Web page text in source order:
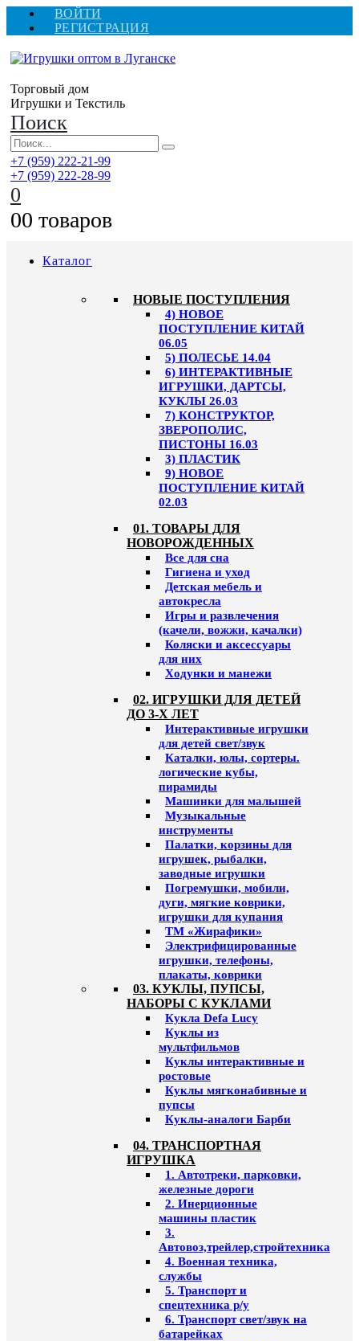
ВОЙТИ
РЕГИСТРАЦИЯ
Торговый дом
Игрушки и Текстиль
Поиск
+7 (959) 222-21-99
+7 (959) 222-28-99
0
00 товаров
Каталог
НОВЫЕ ПОСТУПЛЕНИЯ
4) НОВОЕ
ПОСТУПЛЕНИЕ КИТАЙ
06.05
5) ПОЛЕСЬЕ 14.04
6) ИНТЕРАКТИВНЫЕ
ИГРУШКИ, ДАРТСЫ,
КУКЛЫ 26.03
7) КОНСТРУКТОР,
ЗВЕРОПОЛИС,
ПИСТОНЫ 16.03
3) ПЛАСТИК
9) НОВОЕ
ПОСТУПЛЕНИЕ КИТАЙ
02.03
01. ТОВАРЫ ДЛЯ
НОВОРОЖДЕННЫХ
Все для сна
Гигиена и уход
Детская мебель и
автокресла
Игры и развлечения
(качели, вожжи, качалки)
Коляски и аксессуары
для них
Ходунки и манежи
02. ИГРУШКИ ДЛЯ ДЕТЕЙ
ДО 3-Х ЛЕТ
Интерактивные игрушки
для детей свет/звук
Каталки, юлы, сортеры.
логические кубы,
пирамиды
Машинки для малышей
Музыкальные
инструменты
Палатки, корзины для
игрушек, рыбалки,
заводные игрушки
Погремушки, мобили,
дуги, мягкие коврики,
игрушки для купания
ТМ «Жирафики»
Электрифицированные
игрушки, телефоны,
плакаты, коврики
03. КУКЛЫ, ПУПСЫ,
НАБОРЫ С КУКЛАМИ
Кукла Defa Lucy
Куклы из
мультфильмов
Куклы интерактивные и
ростовые
Куклы мягконабивные и
пупсы
Куклы-аналоги Барби
04. ТРАНСПОРТНАЯ
ИГРУШКА
1. Автотреки, парковки,
железные дороги
2. Инерционные
машины пластик
3.
Автовоз,трейлер,стройтехника
4. Военная техника,
службы
5. Транспорт и
спецтехника р/у
6. Транспорт свет/звук на
батарейках